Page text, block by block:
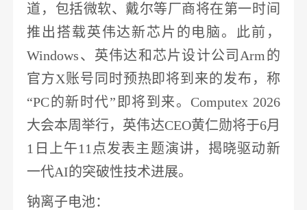
道，包括微软、戴尔等厂商将在第一时间
推出搭载英伟达新芯片的电脑。此前，
Windows、 英伟达和芯片设计公司 Arm的
官方X账号同时预热即将到来的发布，称
“PC的新时代”即将到来。Computex 2026
大会本周举行，英伟达CEO黄仁勋将于6月
1日上午11点发表主题演讲，揭晓驱动新
一代AI的突破性技术进展。
钠离子电池：